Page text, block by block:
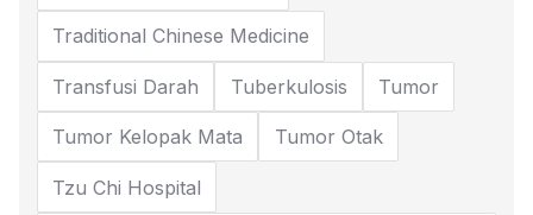
Traditional Chinese Medicine
Transfusi Darah Tuberkulosis Tumor
Tumor Kelopak Mata Tumor Otak
Tzu Chi Hospital